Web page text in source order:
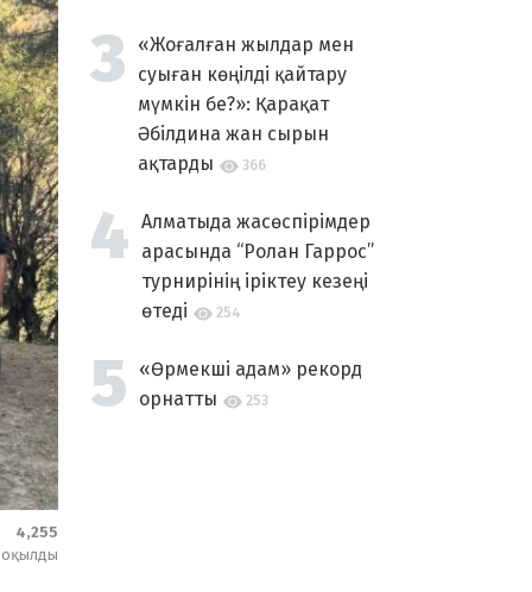
4,255
оқылды
«Жоғалған жылдар мен
суыған көңілді қайтару
мүмкін бе?»: Қарақат
Әбілдина жан сырын
ақтарды
366
Алматыда жасөспірімдер
арасында “Ролан Гаррос”
турнирінің іріктеу кезеңі
өтеді
254
«Өрмекші адам» рекорд
орнатты
253